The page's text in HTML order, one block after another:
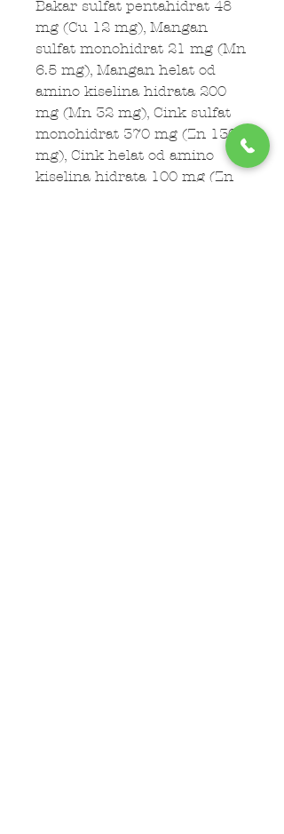
Bakar sulfat pentahidrat 48
mg (Cu 12 mg), Mangan
sulfat monohidrat 21 mg (Mn
6.5 mg), Mangan helat od
amino kiselina hidrata 200
mg (Mn 32 mg), Cink sulfat
monohidrat 370 mg (Zn 130
mg), Cink helat od amino
kiselina hidrata 100 mg (Zn